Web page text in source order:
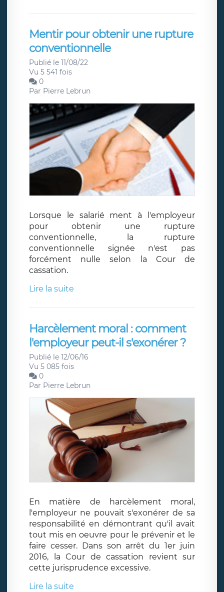
Mentir pour obtenir une rupture
conventionnelle
Publié le 11/08/22
Vu 5 541 fois
0
Par Pierre Lebrun
Lorsque le salarié ment à l'employeur
pour obtenir une rupture
conventionnelle, la rupture
conventionnelle signée n'est pas
forcément nulle selon la Cour de
cassation.
Lire la suite
Harcèlement moral : comment
l'employeur peut-il s'exonérer ?
Publié le 12/06/16
Vu 5 085 fois
0
Par Pierre Lebrun
En matière de harcèlement moral,
l'employeur ne pouvait s'exonérer de sa
responsabilité en démontrant qu'il avait
tout mis en oeuvre pour le prévenir et le
faire cesser. Dans son arrêt du 1er juin
2016, la Cour de cassation revient sur
cette jurisprudence excessive.
Lire la suite